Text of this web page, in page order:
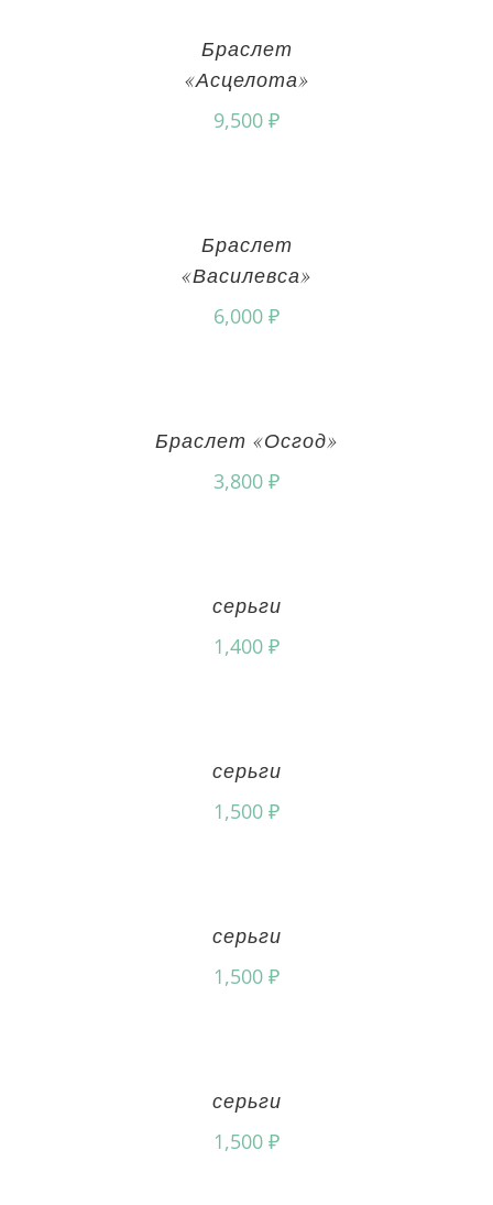
Браслет
«Асцелота»
9,500 ₽
Браслет
«Василевса»
6,000 ₽
Браслет «Осгод»
3,800 ₽
серьги
1,400 ₽
серьги
1,500 ₽
серьги
1,500 ₽
серьги
1,500 ₽